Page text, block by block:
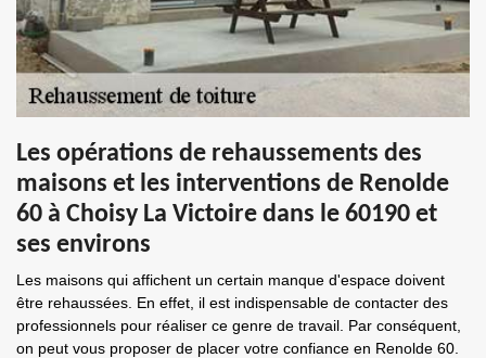
Les opérations de rehaussements des
maisons et les interventions de Renolde
60 à Choisy La Victoire dans le 60190 et
ses environs
Les maisons qui affichent un certain manque d'espace doivent
être rehaussées. En effet, il est indispensable de contacter des
professionnels pour réaliser ce genre de travail. Par conséquent,
on peut vous proposer de placer votre confiance en Renolde 60.